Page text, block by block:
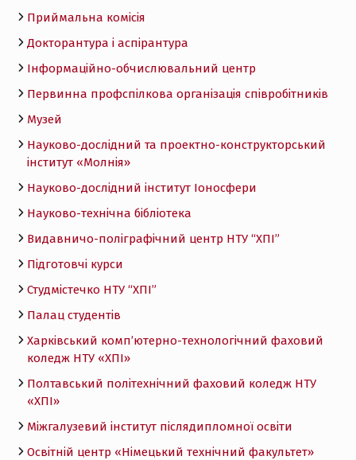
Приймальна комісія
Докторантура і аспірантура
Інформаційно-обчислювальний центр
Первинна профспілкова організація співробітників
Музей
Науково-дослідний та проектно-конструкторський
інститут «Молнія»
Науково-дослідний інститут Іоносфери
Науково-технічна бібліотека
Видавничо-поліграфічний центр НТУ “ХПІ”
Підготовчі курси
Студмістечко НТУ “ХПІ”
Палац студентів
Харківський комп’ютерно-технологічний фаховий
коледж НТУ «ХПI»
Полтавський політехнічний фаховий коледж НТУ
«ХПI»
Міжгалузевий інститут післядипломної освіти
Освітній центр «Німецький технічний факультет»